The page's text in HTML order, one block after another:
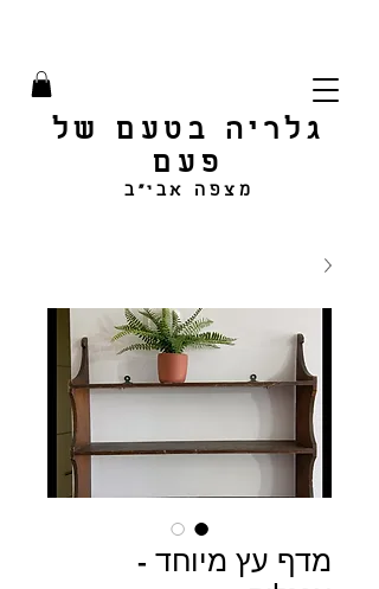
גלריה בטעם של
פעם
מצפה אבי"ב
מדף עץ מיוחד -